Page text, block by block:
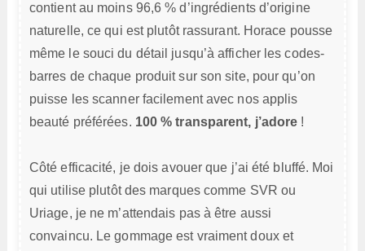
contient au moins 96,6 % d’ingrédients d’origine
naturelle, ce qui est plutôt rassurant. Horace pousse
même le souci du détail jusqu’à afficher les codes-
barres de chaque produit sur son site, pour qu’on
puisse les scanner facilement avec nos applis
beauté préférées. 100 % transparent, j’adore !
Côté efficacité, je dois avouer que j’ai été bluffé. Moi
qui utilise plutôt des marques comme SVR ou
Uriage, je ne m’attendais pas à être aussi
convaincu. Le gommage est vraiment doux et